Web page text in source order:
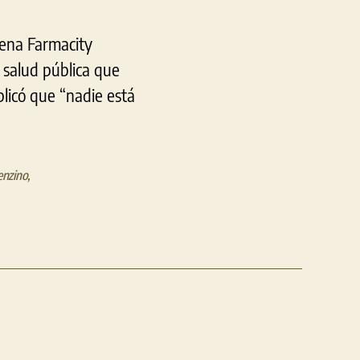
Farmacity
pública que
que “nadie está
,